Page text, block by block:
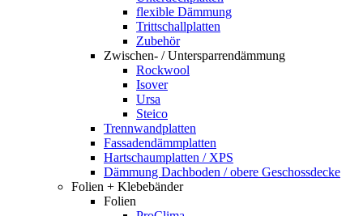
flexible Dämmung
Trittschallplatten
Zubehör
Zwischen- / Untersparrendämmung
Rockwool
Isover
Ursa
Steico
Trennwandplatten
Fassadendämmplatten
Hartschaumplatten / XPS
Dämmung Dachboden / obere Geschossdecke
Folien + Klebebänder
Folien